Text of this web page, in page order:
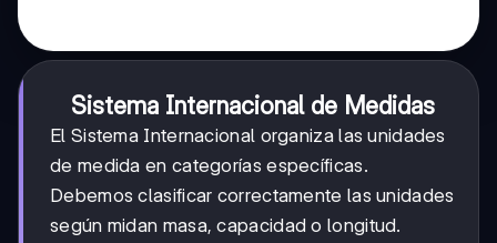
Sistema Internacional de Medidas
El Sistema Internacional organiza las unidades
de medida en categorías específicas.
Debemos clasificar correctamente las unidades
según midan masa, capacidad o longitud.